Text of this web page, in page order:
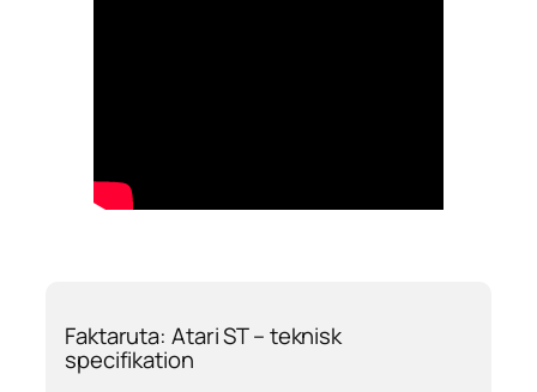
Faktaruta: Atari ST – teknisk
specifikation